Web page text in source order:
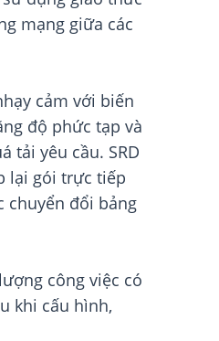
mạng giữa các
cảm với biến
độ phức tạp và
tải yêu cầu. SRD
lại gói trực tiếp
chuyển đổi bảng
công việc có
khi cấu hình,